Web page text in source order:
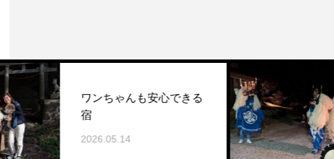
ワンちゃんも安心できる
宿
2026.05.14
パリジェ
2026.04.17